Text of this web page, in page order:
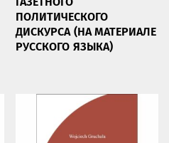
ПОЛИТИЧЕСКОГО
ДИСКУРСА (НА МАТЕРИАЛЕ
РУССКОГО ЯЗЫКА)